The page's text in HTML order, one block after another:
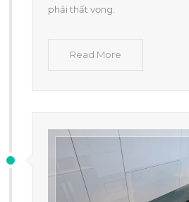
phải thất vọng.
Read More